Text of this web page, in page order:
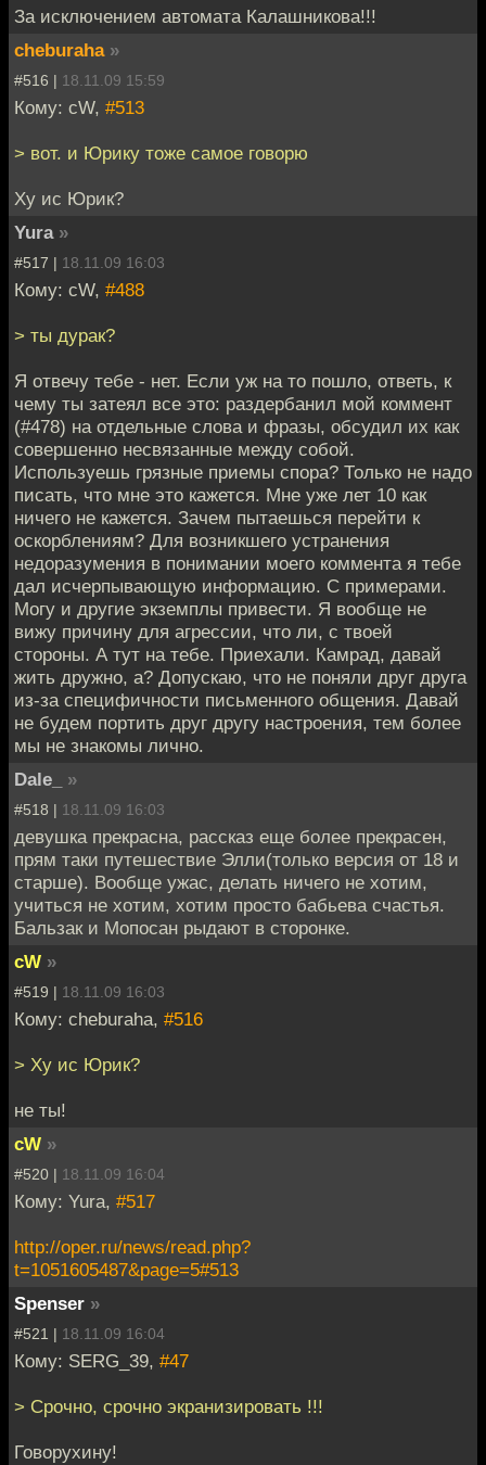
За исключением автомата Калашникова!!!
cheburaha »
#516 | 18.11.09 15:59
Кому: cW, #513
> вот. и Юрику тоже самое говорю
Ху ис Юрик?
Yura »
#517 | 18.11.09 16:03
Кому: cW, #488
> ты дурак?
Я отвечу тебе - нет. Если уж на то пошло, ответь, к
чему ты затеял все это: раздербанил мой коммент
(#478) на отдельные слова и фразы, обсудил их как
совершенно несвязанные между собой.
Используешь грязные приемы спора? Только не надо
писать, что мне это кажется. Мне уже лет 10 как
ничего не кажется. Зачем пытаешься перейти к
оскорблениям? Для возникшего устранения
недоразумения в понимании моего коммента я тебе
дал исчерпывающую информацию. С примерами.
Могу и другие экземплы привести. Я вообще не
вижу причину для агрессии, что ли, с твоей
стороны. А тут на тебе. Приехали. Камрад, давай
жить дружно, а? Допускаю, что не поняли друг друга
из-за специфичности письменного общения. Давай
не будем портить друг другу настроения, тем более
мы не знакомы лично.
Dale_
»
#518 | 18.11.09 16:03
девушка прекрасна, рассказ еще более прекрасен,
прям таки путешествие Элли(только версия от 18 и
старше). Вообще ужас, делать ничего не хотим,
учиться не хотим, хотим просто бабьева счастья.
Бальзак и Мопосан рыдают в сторонке.
cW »
#519 | 18.11.09 16:03
Кому: cheburaha, #516
> Ху ис Юрик?
не ты!
cW »
#520 | 18.11.09 16:04
Кому: Yura, #517
http://oper.ru/news/read.php?
t=1051605487&page=5#513
Spenser »
#521 | 18.11.09 16:04
Кому: SERG_39, #47
> Срочно, срочно экранизировать !!!
Говорухину!